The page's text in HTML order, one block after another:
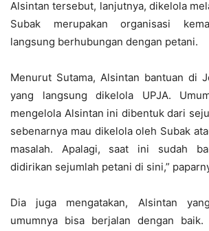
Alsintan tersebut, lanjutnya, dikelola
Subak merupakan organisasi
langsung berhubungan dengan petani.
Menurut Sutama, Alsintan bantuan di
yang langsung dikelola UPJA.
mengelola Alsintan ini dibentuk dari
sebenarnya mau dikelola oleh Subak
masalah. Apalagi, saat ini sudah
didirikan sejumlah petani di sini,”
Dia juga mengatakan, Alsintan
umumnya bisa berjalan dengan baik.